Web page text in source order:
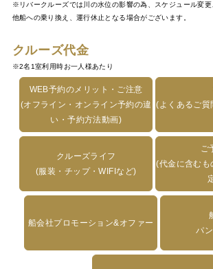
※リバークルーズでは川の水位の影響の為、スケジュール変更
他船への乗り換え、運行休止となる場合がございます。
クルーズ代金
※2名1室利用時お一人様あたり
WEB予約のメリット・ご注意
(オフライン・オンライン予約の違
い・予約方法動画)
(よくあるご質
クルーズライフ
(服装・チップ・WIFIなど)
ご
(代金に含むも
船会社プロモーション&オファー
パ